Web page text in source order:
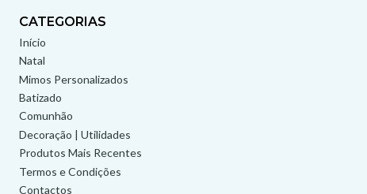
CATEGORIAS
Início
Natal
Mimos Personalizados
Batizado
Comunhão
Decoração | Utilidades
Produtos Mais Recentes
Termos e Condições
Contactos